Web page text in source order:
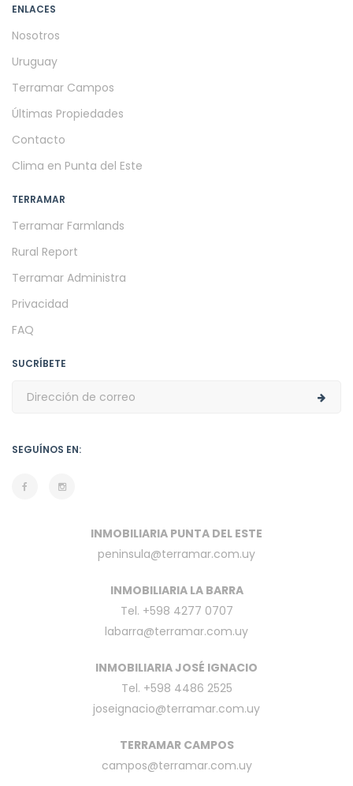
ENLACES
Nosotros
Uruguay
Terramar Campos
Últimas Propiedades
Contacto
Clima en Punta del Este
TERRAMAR
Terramar Farmlands
Rural Report
Terramar Administra
Privacidad
FAQ
SUCRÍBETE
SEGUÍNOS EN:
INMOBILIARIA PUNTA DEL ESTE
peninsula@terramar.com.uy
INMOBILIARIA LA BARRA
Tel. +598 4277 0707
labarra@terramar.com.uy
INMOBILIARIA JOSÉ IGNACIO
Tel. +598 4486 2525
joseignacio@terramar.com.uy
TERRAMAR CAMPOS
campos@terramar.com.uy